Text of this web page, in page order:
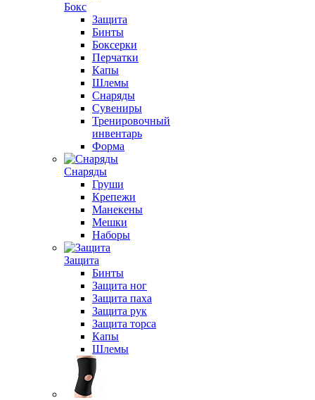
Бокс
Защита
Бинты
Боксерки
Перчатки
Капы
Шлемы
Снаряды
Сувениры
Тренировочный
инвентарь
Форма
Снаряды
Груши
Крепежи
Манекены
Мешки
Наборы
Защита
Бинты
Защита ног
Защита паха
Защита рук
Защита торса
Капы
Шлемы